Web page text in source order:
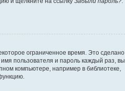
ограниченное время. Это сделано
пользователя и пароль каждый раз, вы
компьютере, например в библиотеке,